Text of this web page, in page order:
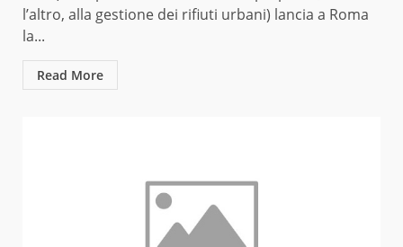
l’altro, alla gestione dei rifiuti urbani) lancia a Roma
la...
Read More